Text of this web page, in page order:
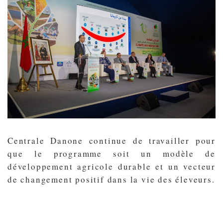
Centrale Danone continue de travailler pour
que le programme soit un modèle de
développement agricole durable et un vecteur
de changement positif dans la vie des éleveurs.